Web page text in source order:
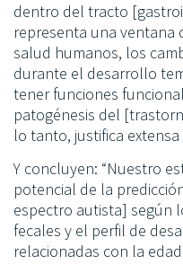
dentro del tracto
representa una ventana
salud humanos, los
durante el desarrollo
tener funciones
patogénesis del
lo tanto, justifica extensa
Y concluyen: “Nuestro
potencial de la
espectro autista] según
fecales y el perfil de
relacionadas con la